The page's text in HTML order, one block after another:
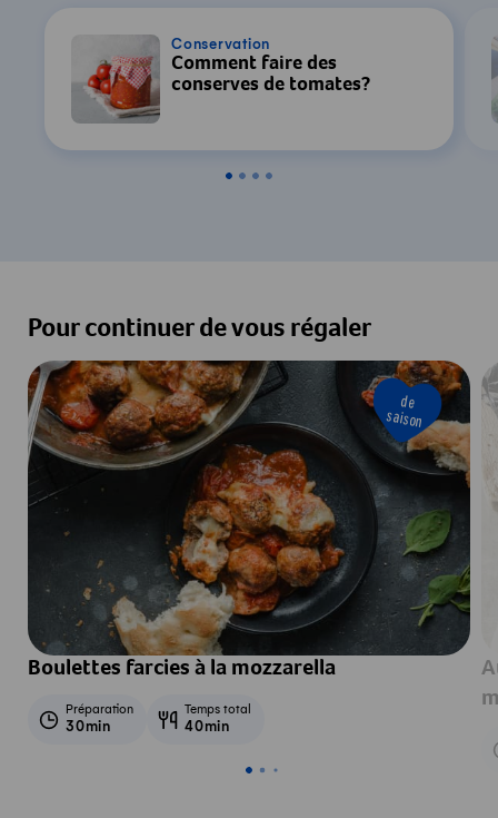
Conservation
Comment faire des
conserves de tomates?
Pour continuer de vous régaler
de
saison
Boulettes farcies à la mozzarella
Préparation
30min
Temps total
40min